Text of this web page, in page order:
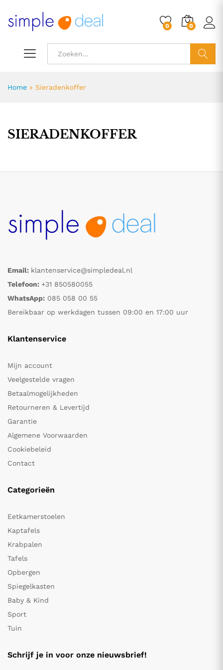
0 0
Home » Sieradenkoffer
SIERADENKOFFER
Email: klantenservice@simpledeal.nl
Telefoon: +31 850580055
WhatsApp: 085 058 00 55
Bereikbaar op werkdagen tussen 09:00 en 17:00 uur
Klantenservice
Mijn account
Veelgestelde vragen
Betaalmogelijkheden
Retourneren & Levertijd
Garantie
Algemene Voorwaarden
Cookiebeleid
Contact
Categorieën
Eetkamerstoelen
Kaptafels
Krabpalen
Tafels
Opbergen
Spiegelkasten
Baby & Kind
Sport
Tuin
Schrijf je in voor onze nieuwsbrief!